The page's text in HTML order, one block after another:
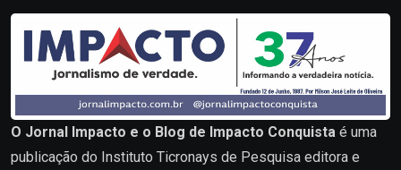
O Jornal Impacto e o Blog de Impacto Conquista é uma
publicação do Instituto Ticronays de Pesquisa editora e